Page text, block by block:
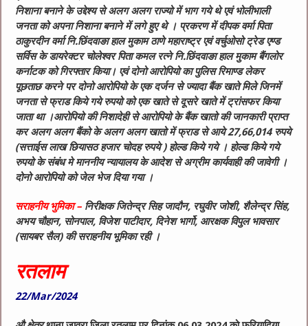
निशाना बनाने के उद्देश्य से अलग अलग राज्यो में भाग गये थे एवं भोलीभाली
जनता को अपना निशाना बनाने में लगे हुए थे । प्रकरण में दीपक वर्मा पिता
ठाकुरदीन वर्मा नि.छिंदवाङा हाल मुकाम ठाणे महाराष्ट्र एवं वर्चुओसो ट्रेड एण्ड
सर्विस के डायरेक्टर चोलेश्वर पिता कमल रत्ने नि.छिंदवाङा हाल मुकाम बैंगलोर
कर्नाटक को गिरफ्तार किया। एवं दोनो आरोपियो का पुलिस रिमाण्ड लेकर
पूछताछ करने पर दोनो आरोपियो के एक दर्जन से ज्यादा बैंक खाते मिले जिनमें
जनता से फ्राड किये गये रुपयो को एक खाते से दूसरे खाते में ट्रांसफर किया
जाता था ।आरोपियो की निशादेही से आरोपियो के बैंक खातो की जानकारी प्राप्त
कर अलग अलग बैंको के अलग अलग खातो में फ्राड से आये 27,66,014 रुपये
(सत्ताईस लाख छियासठ हजार चोदह रुपये ) होल्ड किये गये । होल्ड किये गये
रुपयो के संबंध मे माननीय न्यायालय के आदेश से अग्रीम कार्यवाही की जावेगी ।
दोनो आरोपियो को जेल भेज दिया गया ।
सराहनीय भुमिका – निरीक्षक जितेन्द्र सिह जादौन, रघुवीर जोशी, शैलेन्द्र सिंह,
अभय चौहान, सोनपाल, विजेश पाटीदार, दिनेश भार्गो, आरक्षक विपुल भावसार
(सायबर सैल) की सराहनीय भूमिका रही ।
रतलाम
22/Mar/2024